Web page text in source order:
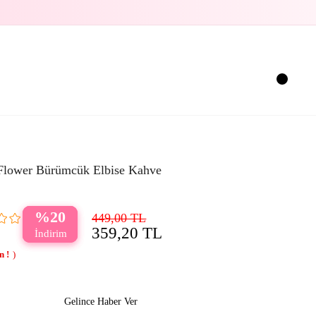
Bürümcük Elbise Kahve
20 449,00 TL
359,20 TL
Gelince Haber Ver